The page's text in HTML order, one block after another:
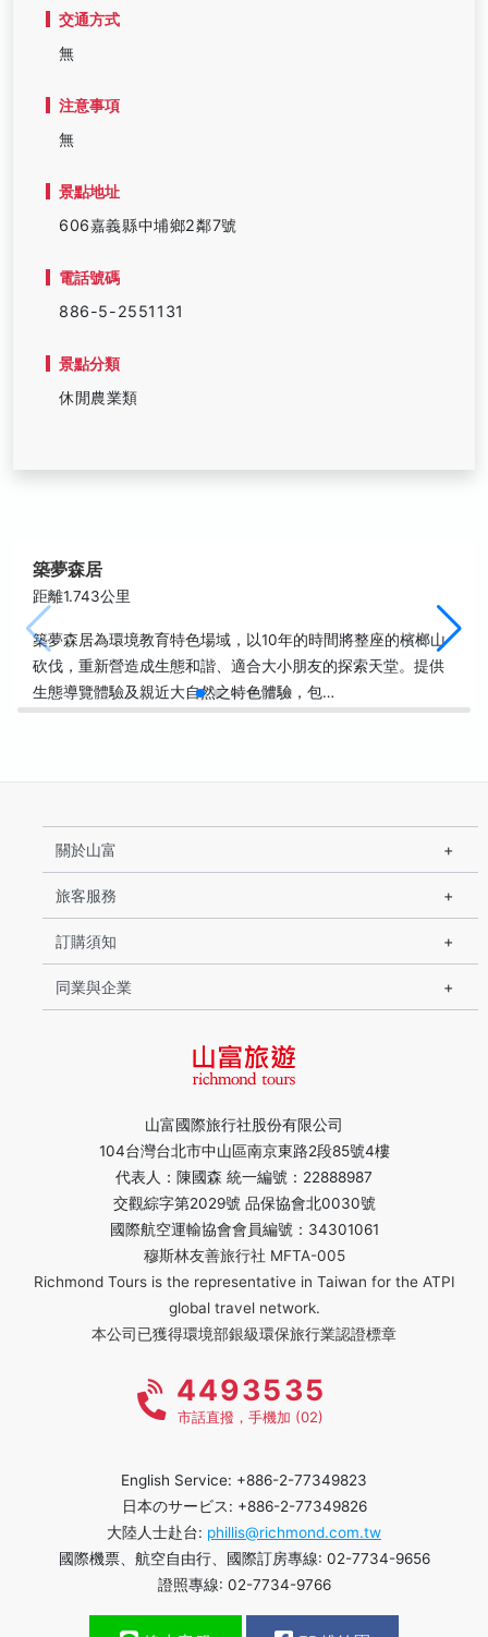
交通方式
無
注意事項
無
景點地址
606嘉義縣中埔鄉2鄰7號
電話號碼
886-5-2551131
景點分類
休閒農業類
築夢森居
距離1.743公里
築夢森居為環境教育特色場域，以10年的時間將整座的檳榔山
砍伐，重新營造成生態和諧、適合大小朋友的探索天堂。提供
生態導覽體驗及親近大自然之特色體驗，包…
山富國際旅行社股份有限公司
104台灣台北市中山區南京東路2段85號4樓
代表人：陳國森 統一編號：22888987
交觀綜字第2029號 品保協會北0030號
國際航空運輸協會會員編號：34301061
穆斯林友善旅行社 MFTA-005
Richmond Tours is the representative in Taiwan for the ATPI
global travel network.
本公司已獲得環境部銀級環保旅行業認證標章
關於山富
旅客服務
訂購須知
同業與企業
4493535
市話直撥，手機加 (02)
English Service: +886-2-77349823
日本のサービス: +886-2-77349826
大陸人士赴台: phillis@richmond.com.tw
國際機票、航空自由行、國際訂房專線: 02-7734-9656
證照專線: 02-7734-9766